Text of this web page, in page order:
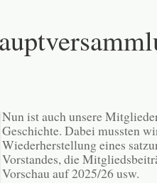
Nun ist auch unsere
Geschichte. Dabei mussten
Wiederherstellung eines
Vorstandes, die
Vorschau auf 2025/26 usw.